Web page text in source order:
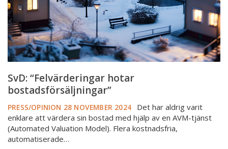
SvD: “Felvärderingar hotar
bostadsförsäljningar”
PRESS/OPINION 28 NOVEMBER 2024
Det har aldrig varit
enklare att värdera sin bostad med hjälp av en AVM-tjänst
(Automated Valuation Model). Flera kostnadsfria,
automatiserade…